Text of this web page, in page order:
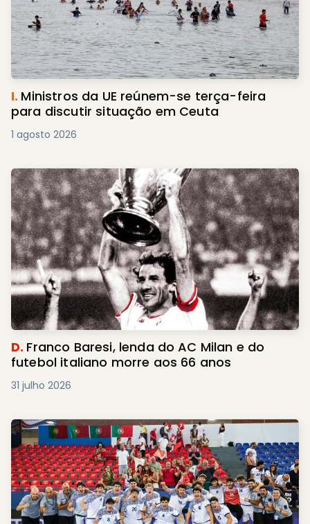
I. Ministros da UE reúnem-se terça-feira
para discutir situação em Ceuta
1 agosto 2026
D. Franco Baresi, lenda do AC Milan e do
futebol italiano morre aos 66 anos
31 julho 2026